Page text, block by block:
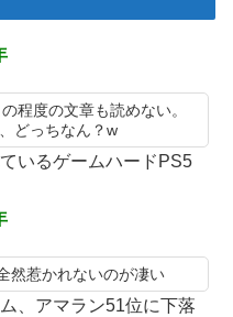
は嘘をつかない｣に出
矢先に菅原が追加されると
汁はムスリルの配慮で止め
さん！」17万いいね
はないんだよなあ
ずまりゅう氏の豚汁炊き出
容認！問題なし！」ｗｗｗ
平和宣言一文読み飛ばし…長
行求める重要一文
キブリが出たら新聞紙で叩く
然の行動」
を変えるために「プログラミ
ｗ
にて「スマスロ リコリス・
えろ”&”姫蒲を倒せ！”が公
ちいかわのシール貼ったよ
スト。中国様が任天堂も助
大丈夫かこれ…
OFFが購入最低ライン」
程度の文章も読めない。
どっちなん？w
いるゲームハードPS5
然惹かれないのが凄い
、アマラン51位に下落